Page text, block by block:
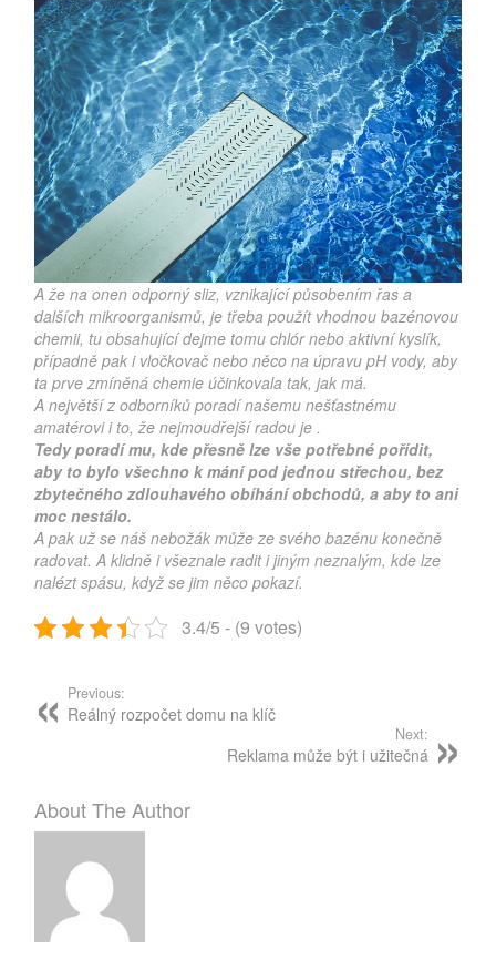
A že na onen odporný sliz, vznikající působením řas a
dalších mikroorganismů, je třeba použít vhodnou bazénovou
chemii, tu obsahující dejme tomu chlór nebo aktivní kyslík,
případně pak i vločkovač nebo něco na úpravu pH vody, aby
ta prve zmíněná chemie účinkovala tak, jak má.
A největší z odborníků poradí našemu nešťastnému
amatérovi i to, že nejmoudřejší radou je .
Tedy poradí mu, kde přesně lze vše potřebné pořídit,
aby to bylo všechno k mání pod jednou střechou, bez
zbytečného zdlouhavého obíhání obchodů, a aby to ani
moc nestálo.
A pak už se náš nebožák může ze svého bazénu konečně
radovat. A klidně i všeznale radit i jiným neznalým, kde lze
nalézt spásu, když se jim něco pokazí.
3.4/5 - (9 votes)
navigationPrevious:
Reálný rozpočet domu na klíč
Next:
Reklama může být i užitečná
About The Author